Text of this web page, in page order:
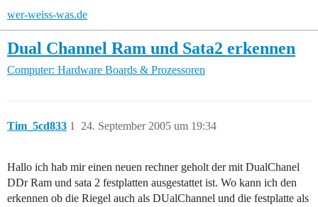
wer-weiss-was.de
Dual Channel Ram und Sata2 erkennen
Computer: Hardware Boards & Prozessoren
Tim_5cd833 24. September 2005 um 19:34
1
Hallo ich hab mir einen neuen rechner geholt der mit DualChanel
DDr Ram und sata 2 festplatten ausgestattet ist. Wo kann ich den
erkennen ob die Riegel auch als DUalChannel und die festplatte als